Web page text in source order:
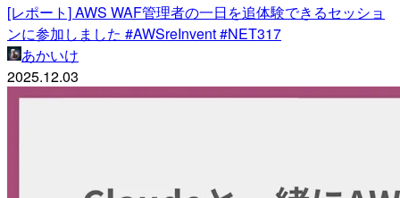
[レポート] AWS WAF管理者の一日を追体験できるセッショ
ンに参加しました #AWSreInvent #NET317
あかいけ
2025.12.03